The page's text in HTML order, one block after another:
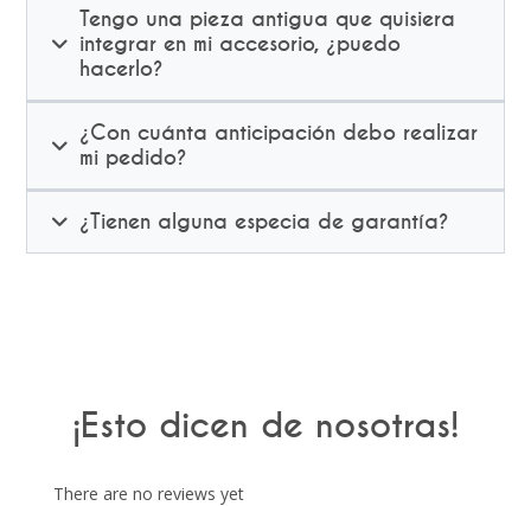
Tengo una pieza antigua que quisiera
integrar en mi accesorio, ¿puedo
hacerlo?
¿Con cuánta anticipación debo realizar
mi pedido?
¿Tienen alguna especia de garantía?
¡Esto dicen de nosotras!
There are no reviews yet